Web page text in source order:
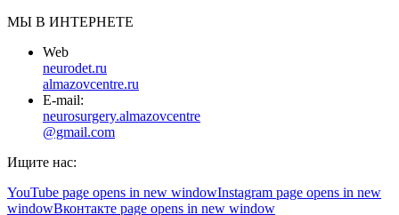
МЫ В ИНТЕРНЕТЕ
Web
neurodet.ru
almazovcentre.ru
E-mail:
neurosurgery.almazovcentre
@gmail.com
Ищите нас:
YouTube page opens in new windowInstagram page opens in new
windowВконтакте page opens in new window